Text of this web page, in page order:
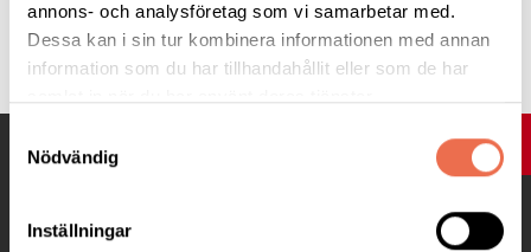
annons- och analysföretag som vi samarbetar med.
Dessa kan i sin tur kombinera informationen med annan
information som du har tillhandahållit eller som de har
Nödvändig
Inställningar
Tipsa
UPP